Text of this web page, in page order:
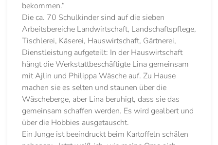
bekommen.“
Die ca. 70 Schulkinder sind auf die sieben
Arbeitsbereiche Landwirtschaft, Landschaftspflege,
Tischlerei, Käserei, Hauswirtschaft, Gärtnerei,
Dienstleistung aufgeteilt: In der Hauswirtschaft
hängt die Werkstattbeschäftigte Lina gemeinsam
mit Ajlin und Philippa Wäsche auf. Zu Hause
machen sie es selten und staunen über die
Wäscheberge, aber Lina beruhigt, dass sie das
gemeinsam schaffen werden. Es wird gealbert und
über die Hobbies ausgetauscht.
Ein Junge ist beeindruckt beim Kartoffeln schälen